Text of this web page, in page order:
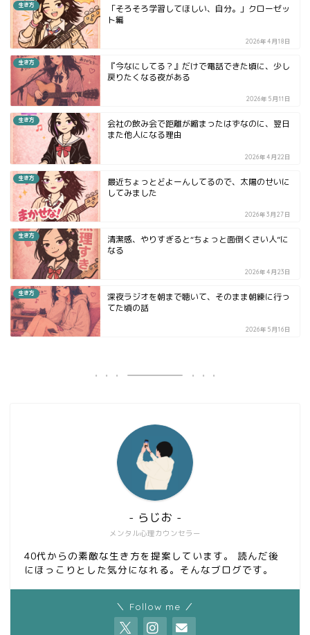
生き方
「そろそろ学習してほしい、自分。」クローゼッ
ト編
2026年4月18日
生き方
『今なにしてる？』だけで電話できた頃に、少し
戻りたくなる夜がある
2026年5月11日
生き方
会社の飲み会で距離が縮まったはずなのに、翌日
また他人になる理由
2026年4月22日
生き方
最近ちょっとどよーんしてるので、太陽のせいに
してみました
2026年3月27日
生き方
清潔感、やりすぎると“ちょっと面倒くさい人”に
なる
2026年4月23日
生き方
深夜ラジオを朝まで聴いて、そのまま朝練に行っ
てた頃の話
2026年5月16日
メンタル心理カウンセラー
- らじお -
40代からの素敵な生き方を提案しています。 読んだ後
にほっこりとした気分になれる。そんなブログです。
＼ Follow me ／